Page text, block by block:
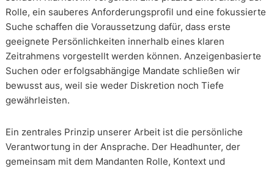
Rolle, ein sauberes Anforderungsprofil und eine fokussierte
Suche schaffen die Voraussetzung dafür, dass erste
geeignete Persönlichkeiten innerhalb eines klaren
Zeitrahmens vorgestellt werden können. Anzeigenbasierte
Suchen oder erfolgsabhängige Mandate schließen wir
bewusst aus, weil sie weder Diskretion noch Tiefe
gewährleisten.
Ein zentrales Prinzip unserer Arbeit ist die persönliche
Verantwortung in der Ansprache. Der Headhunter, der
gemeinsam mit dem Mandanten Rolle, Kontext und